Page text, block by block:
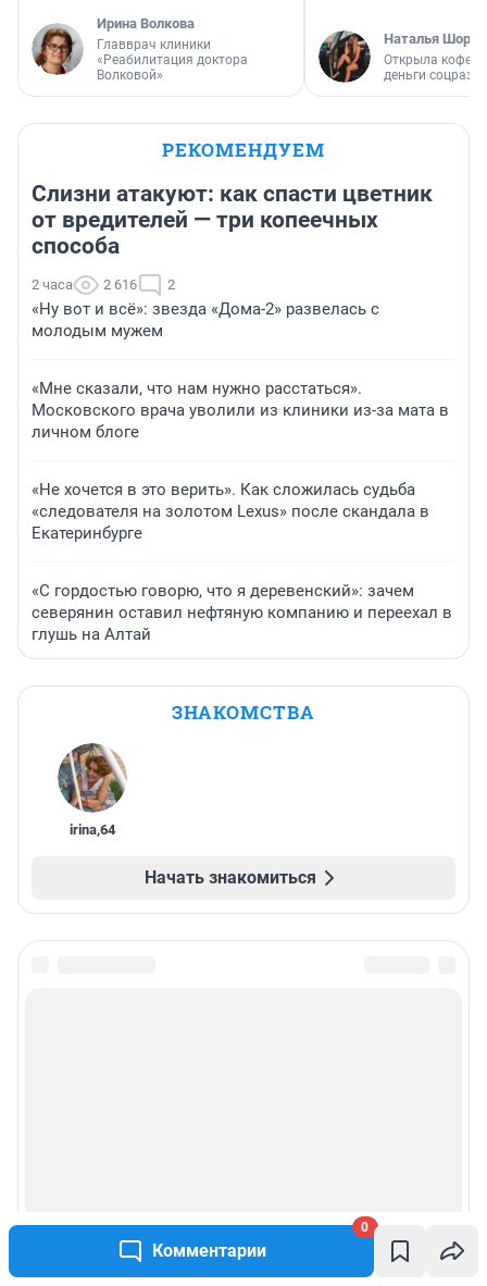
Комментарии
0
Ирина Волкова
Главврач клиники
«Реабилитация доктора
Волковой»
Наталья
Открыла
деньги
РЕКОМЕНДУЕМ
Слизни атакуют: как спасти цветник
от вредителей — три копеечных
способа
2 часа 2 616 2
«Ну вот и всё»: звезда «Дома-2» развелась с
молодым мужем
«Мне сказали, что нам нужно расстаться».
Московского врача уволили из клиники из-за мата в
личном блоге
«Не хочется в это верить». Как сложилась судьба
«следователя на золотом Lexus» после скандала в
Екатеринбурге
«С гордостью говорю, что я деревенский»: зачем
северянин оставил нефтяную компанию и переехал в
глушь на Алтай
ЗНАКОМСТВА
irina,64
Начать знакомиться